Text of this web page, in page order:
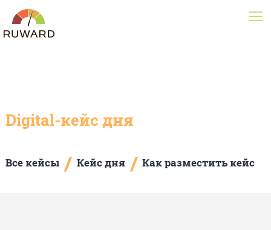
Digital-кейс дня
Все кейсы / Кейс дня / Как разместить кейс